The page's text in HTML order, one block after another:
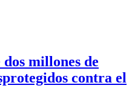
millones de
contra el